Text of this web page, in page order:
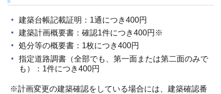
建築台帳記載証明：1通につき400円
建築計画概要書：確認1件につき400円※
処分等の概要書：1枚につき400円
指定道路調書（全部でも、第一面または第二面のみで
も）：1件につき400円
※計画変更の建築確認をしている場合には、建築確認番